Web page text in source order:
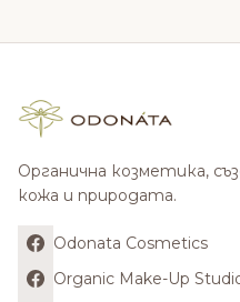
Органична козметика,
кожа и природата.
Odonata Cosmetics
Organic Make-Up